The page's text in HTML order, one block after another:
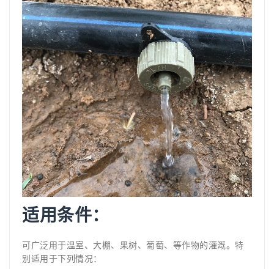
适用条件：
可广泛用于温室、大棚、果树、葡萄、等作物的灌溉。特
别适用于下列情况：